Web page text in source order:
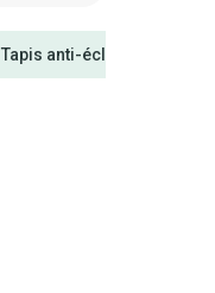
Tapis anti-éclaboussure